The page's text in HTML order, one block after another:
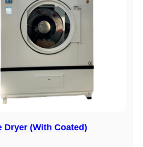
Dryer (With Coated)